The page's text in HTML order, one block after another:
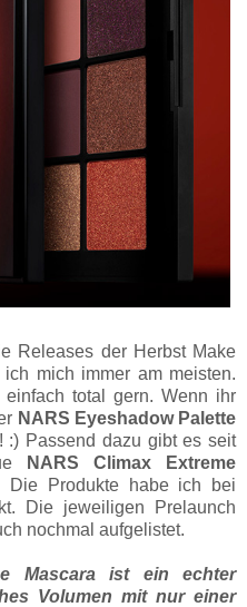
Releases der Herbst Make
mich immer am meisten.
total gern. Wenn ihr
NARS Eyeshadow Palette
:) Passend dazu gibt es seit
NARS Climax Extreme
Die Produkte habe ich bei
Die jeweiligen Prelaunch
nochmal aufgelistet.
Mascara ist ein echter
Volumen mit nur einer